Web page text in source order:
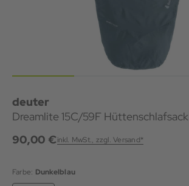
deuter
Dreamlite 15C/59F Hüttenschlafsack
90,00 €inkl. MwSt., zzgl. Versand*
Farbe: Dunkelblau